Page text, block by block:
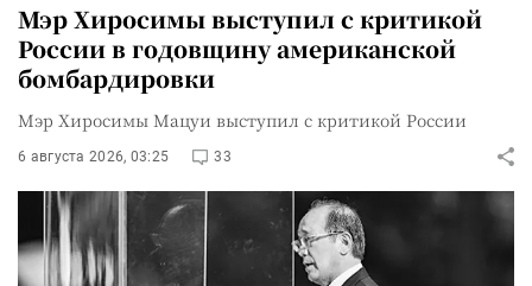
Мэр Хиросимы выступил с критикой
России в годовщину американской
бомбардировки
Мэр Хиросимы Мацуи выступил с критикой России
6 августа 2026, 03:25 33